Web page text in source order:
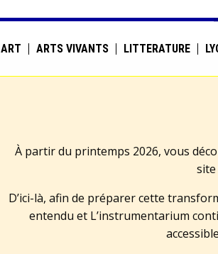
ART ARTS VIVANTS LITTÉRATURE
À partir du printemps 2026, vous
D’ici-là, afin de préparer cette
entendu et L’instrumentarium